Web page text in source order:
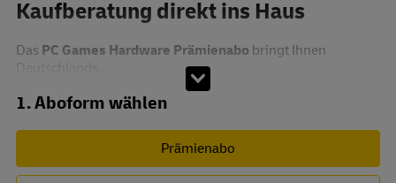
Kaufberatung direkt ins Haus
Das PC Games Hardware Prämienabo bringt Ihnen
Abo zusammenstellen
1. Aboform wählen
Prämienabo